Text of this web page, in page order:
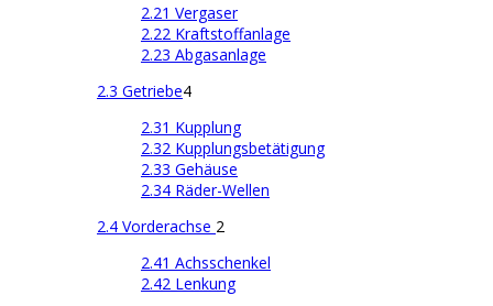
2.21 Vergaser
2.22 Kraftstoffanlage
2.23 Abgasanlage
2.3 Getriebe4
2.31 Kupplung
2.32 Kupplungsbetätigung
2.33 Gehäuse
2.34 Räder-Wellen
2.4 Vorderachse 2
2.41 Achsschenkel
2.42 Lenkung